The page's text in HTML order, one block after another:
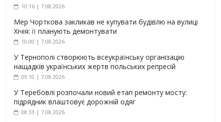
10:16 | 7.08.2026
Мер Чорткова закликав не купувати будівлю на вулиці
Хічія: її планують демонтувати
10:00 | 7.08.2026
У Тернополі створюють всеукраїнську організацію
нащадків українських жертв польських репресій
09:10 | 7.08.2026
У Теребовлі розпочали новий етап ремонту мосту:
підрядник влаштовує дорожній одяг
08:33 | 7.08.2026